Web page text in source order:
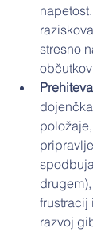
stresno
frustracij
razvoj